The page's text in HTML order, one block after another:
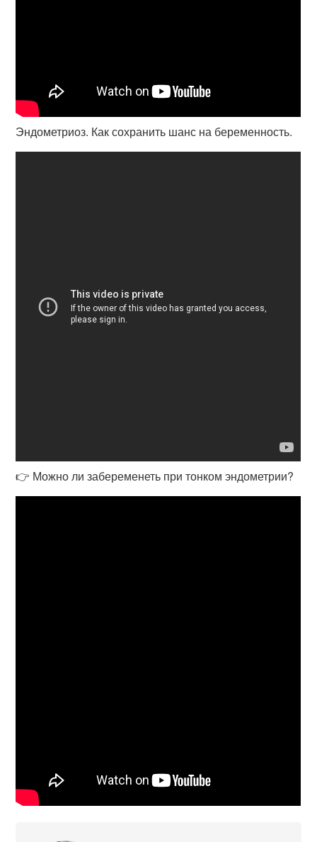
Эндометриоз. Как сохранить шанс на беременность.
👉 Можно ли забеременеть при тонком эндометрии?